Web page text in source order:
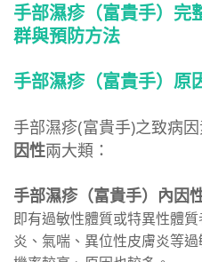
手部濕疹（富貴手）完
群與預防方法
手部濕疹（富貴手）原
手部濕疹(富貴手)之致病
因性兩大類：
手部濕疹（富貴手）內因
即有過敏性體質或特異性體
炎、氣喘、異位性皮膚炎等